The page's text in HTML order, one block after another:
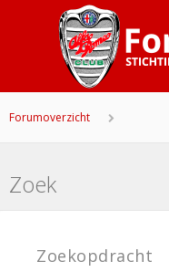
Forumoverzicht
Zoek
Zoekopdracht